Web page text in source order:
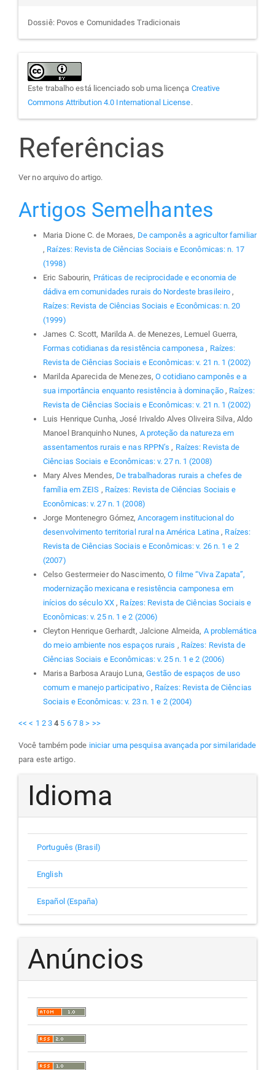
Dossiê: Povos e Comunidades Tradicionais
Este trabalho está licenciado sob uma licença Creative
Commons Attribution 4.0 International License.
Referências
Ver no arquivo do artigo.
Artigos Semelhantes
Maria Dione C. de Moraes, De camponês a agricultor familiar
, Raízes: Revista de Ciências Sociais e Econômicas: n. 17
(1998)
Eric Sabourin, Práticas de reciprocidade e economia de
dádiva em comunidades rurais do Nordeste brasileiro,
Raízes: Revista de Ciências Sociais e Econômicas: n. 20
(1999)
James C. Scott, Marilda A. de Menezes, Lemuel Guerra,
Formas cotidianas da resistência camponesa, Raízes:
Revista de Ciências Sociais e Econômicas: v. 21 n. 1 (2002)
Marilda Aparecida de Menezes,O cotidiano camponês e a
sua importância enquanto resistência à dominação , Raízes:
Revista de Ciências Sociais e Econômicas: v. 21 n. 1 (2002)
Luis Henrique Cunha, José Irivaldo Alves Oliveira Silva, Aldo
Manoel Branquinho Nunes, A proteção da natureza em
assentamentos rurais e nas RPPN’s, Raízes: Revista de
Ciências Sociais e Econômicas: v. 27 n. 1 (2008)
Mary Alves Mendes, De trabalhadoras rurais a chefes de
família em ZEIS , Raízes: Revista de Ciências Sociais e
Econômicas: v. 27 n. 1 (2008)
Jorge Montenegro Gómez,Ancoragem institucional do
desenvolvimento territorial rural na América Latina, Raízes:
Revista de Ciências Sociais e Econômicas: v. 26 n. 1 e 2
(2007)
Celso Gestermeier do Nascimento,O filme “Viva Zapata”,
modernização mexicana e resistência camponesa em
inícios do século XX, Raízes: Revista de Ciências Sociais e
Econômicas: v. 25 n. 1 e 2 (2006)
Cleyton Henrique Gerhardt, Jalcione Almeida, A problemática
do meio ambiente nos espaços rurais , Raízes: Revista de
Ciências Sociais e Econômicas: v. 25 n. 1 e 2 (2006)
Marisa Barbosa Araujo Luna, Gestão de espaços de uso
comum e manejo participativo , Raízes: Revista de Ciências
Sociais e Econômicas: v. 23 n. 1 e 2 (2004)
<< < 1 2 3 4 5 6 7 8 > >>
Você também pode iniciar uma pesquisa avançada por similaridade
para este artigo.
Idioma
Português (Brasil)
English
Español (España)
Anúncios